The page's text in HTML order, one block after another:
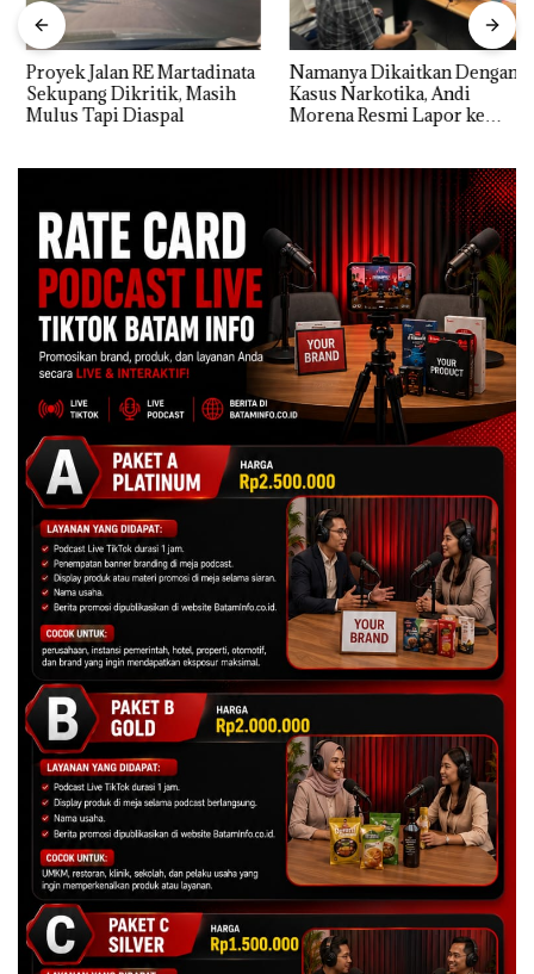
Proyek Jalan RE Martadinata
Sekupang Dikritik, Masih
Mulus Tapi Diaspal
Namanya Dikaitkan Dengan
Kasus Narkotika, Andi
Morena Resmi Lapor ke